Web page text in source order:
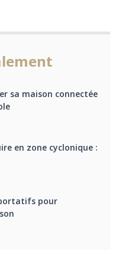
sa maison connectée
en zone cyclonique :
pour